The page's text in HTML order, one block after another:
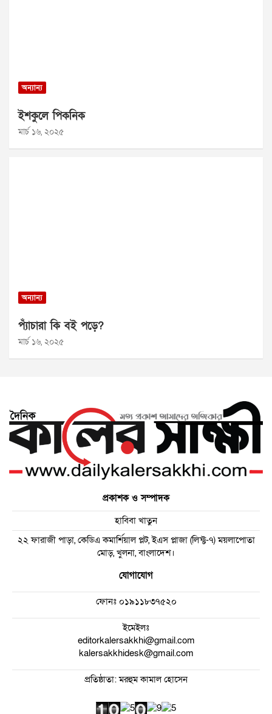
অন্যান্য
ইশকুলে পিকনিক
মার্চ ১৬, ২০২৫
অন্যান্য
প্যাঁচারা কি বই পড়ে?
মার্চ ১৬, ২০২৫
প্রকাশক ও সম্পাদক
হাবিবা খাতুন
২২ ফারাজী পাড়া, কেডিএ কমার্শিয়াল প্লট, ইএস প্লাজা (লিফ্ট-৭) ময়লাপোতা
মোড়, খুলনা, বাংলাদেশ।
যোগাযোগ
ফোনঃ০১৯১১৮৩৭৫২০
ইমেইলঃ
editorkalersakkhi@gmail.com
kalersakkhidesk@gmail.com
প্রতিষ্ঠাতা: মরহুম কামাল হোসেন